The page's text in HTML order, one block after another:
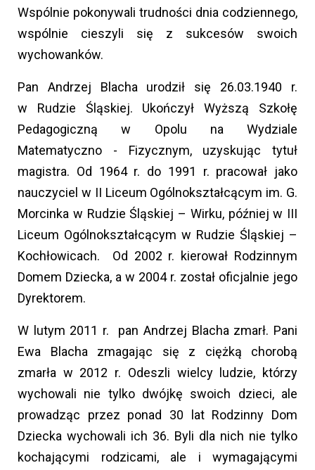
Wspólnie pokonywali trudności dnia codziennego,
wspólnie cieszyli się z sukcesów swoich
wychowanków.
Pan Andrzej Blacha urodził się 26.03.1940 r.
w Rudzie Śląskiej. Ukończył Wyższą Szkołę
Pedagogiczną w Opolu na Wydziale
Matematyczno - Fizycznym, uzyskując tytuł
magistra. Od 1964 r. do 1991 r. pracował jako
nauczyciel w II Liceum Ogólnokształcącym im. G.
Morcinka w Rudzie Śląskiej – Wirku, później w III
Liceum Ogólnokształcącym w Rudzie Śląskiej –
Kochłowicach. Od 2002 r. kierował Rodzinnym
Domem Dziecka, a w 2004 r. został oficjalnie jego
Dyrektorem.
W lutym 2011 r. pan Andrzej Blacha zmarł. Pani
Ewa Blacha zmagając się z ciężką chorobą
zmarła w 2012 r. Odeszli wielcy ludzie, którzy
wychowali nie tylko dwójkę swoich dzieci, ale
prowadząc przez ponad 30 lat Rodzinny Dom
Dziecka wychowali ich 36. Byli dla nich nie tylko
kochającymi rodzicami, ale i wymagającymi